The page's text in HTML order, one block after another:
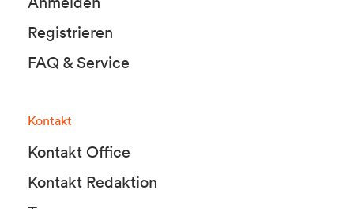
Registrieren
FAQ & Service
Kontakt
Kontakt Office
Kontakt Redaktion